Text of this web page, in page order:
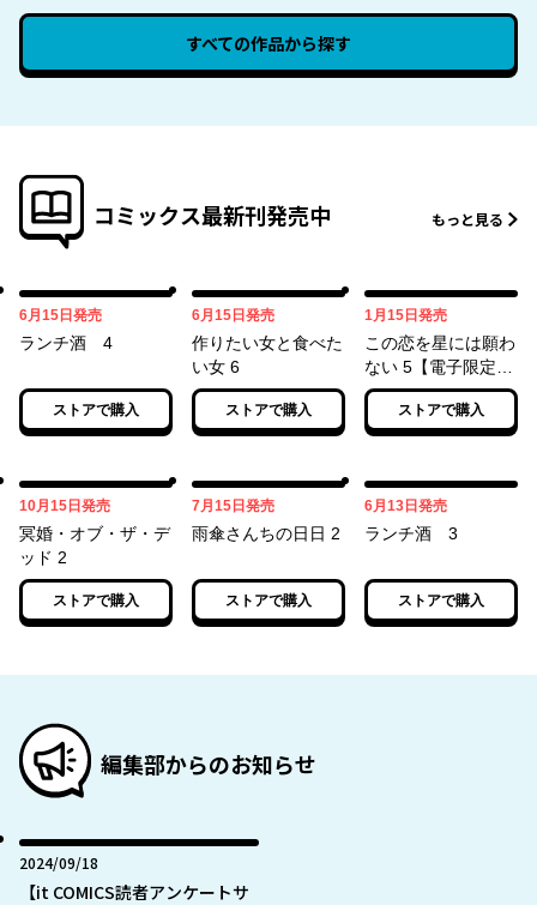
すべての作品から探す
コミックス最新刊発売中 もっと見る
6月15日 06月15日
発売
ランチ酒 4
ストアで購入
6月15日 06月15日
発売
作りたい女と食べた
い女 6
ストアで購入
1月15日 01月15日
発売
この恋を星には願わ
ない 5【電子限定特
典付き】
ストアで購入
10月15日 10月15日
発売
冥婚・オブ・ザ・デ
ッド 2
ストアで購入
7月15日 07月15日
発売
雨傘さんちの日日 2
ストアで購入
6月13日 06月13日
発売
ランチ酒 3
ストアで購入
編集部からのお知らせ
2024/09/18
2024年09月18日
【it COMICS読者アンケートサ